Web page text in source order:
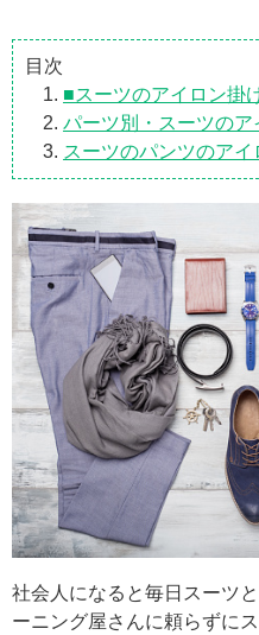
目次
■スーツのアイロン掛
パーツ別・スーツの
スーツのパンツのアイ
社会人になると毎日スーツ
ーニング屋さんに頼らずに